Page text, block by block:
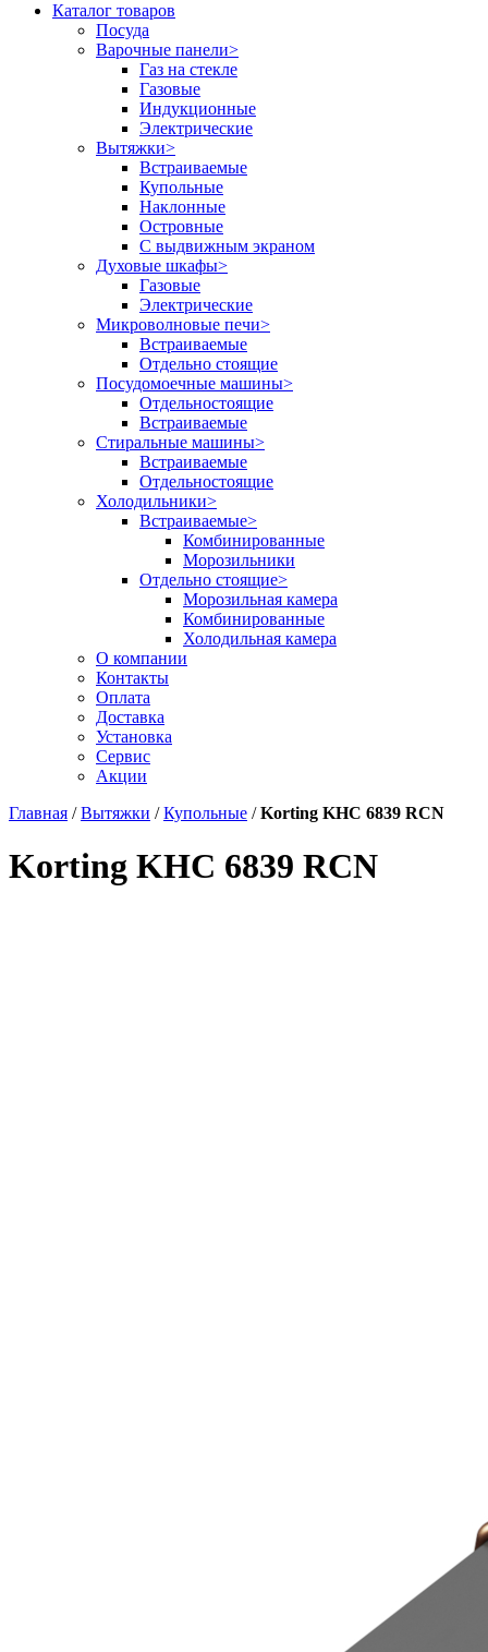
Каталог товаров
Посуда
Варочные панели>
Газ на стекле
Газовые
Индукционные
Электрические
Вытяжки>
Встраиваемые
Купольные
Наклонные
Островные
С выдвижным экраном
Духовые шкафы>
Газовые
Электрические
Микроволновые печи>
Встраиваемые
Отдельно стоящие
Посудомоечные машины>
Отдельностоящие
Встраиваемые
Стиральные машины>
Встраиваемые
Отдельностоящие
Холодильники>
Встраиваемые>
Комбинированные
Морозильники
Отдельно стоящие>
Морозильная камера
Комбинированные
Холодильная камера
О компании
Контакты
Оплата
Доставка
Установка
Сервис
Акции
Главная /Вытяжки /Купольные /Korting KHC 6839 RCN
Korting KHC 6839 RCN